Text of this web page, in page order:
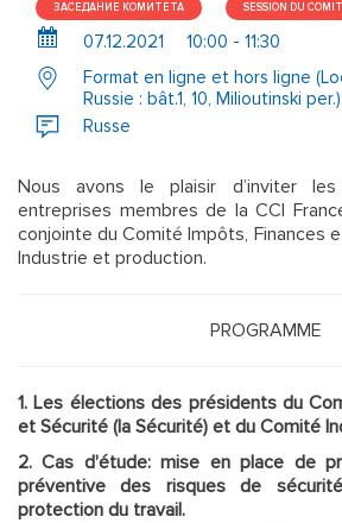
ЗАСЕДАНИЕ КОМИТЕТА SESSION DU
07.12.2021
10:00 - 11:30
Format en ligne et hors ligne
Russie : bât.1, 10, Milioutinski per.)
Russe
Nous avons le plaisir d’inviter
entreprises membres de la CCI
conjointe du Comité Impôts, Finances
Industrie et production.
PROGRAMME
1. Les élections des présidents du
et Sécurité (la Sécurité) et du Comité
2. Cas d'étude: mise en place de
préventive des risques de
protection du travail.